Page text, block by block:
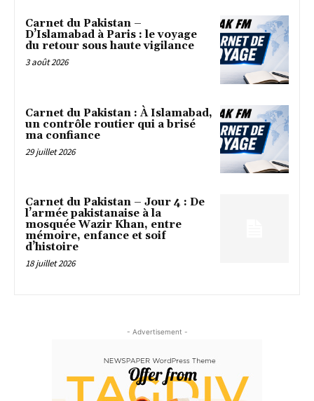
Carnet du Pakistan –
D’Islamabad à Paris : le voyage
du retour sous haute vigilance
3 août 2026
Carnet du Pakistan : À Islamabad,
un contrôle routier qui a brisé
ma confiance
29 juillet 2026
Carnet du Pakistan – Jour 4 : De
l’armée pakistanaise à la
mosquée Wazir Khan, entre
mémoire, enfance et soif
d’histoire
18 juillet 2026
- Advertisement -